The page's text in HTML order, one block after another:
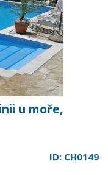
u moře,
ID: CH0149